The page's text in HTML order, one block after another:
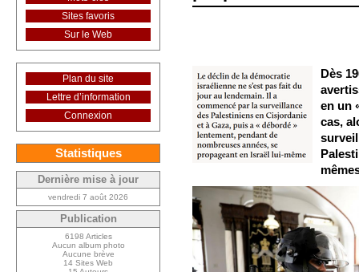
Dès
en un
cas,
Sites favoris
Sur le Web
Plan du site
Lettre d’information
Connexion
Statistiques
Dernière mise à jour
vendredi 7 août 2026
Publication
6198 Articles
Aucun album photo
Aucune brève
14 Sites Web